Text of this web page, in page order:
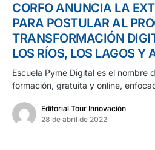
CORFO ANUNCIA LA
PARA POSTULAR AL
TRANSFORMACIÓN
LOS RÍOS, LOS LAGOS Y
Escuela Pyme Digital es el nombre
formación, gratuita y online,
Editorial Tour Innovación
28 de abril de 2022